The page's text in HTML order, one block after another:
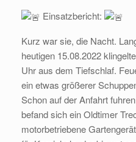
Einsatzbericht:
Kurz war sie, die Nacht.
heutigen 15.08.2022
Uhr aus dem Tiefschlaf.
ein etwas größerer
Schon auf der Anfahrt
befand sich ein Oldtimer
motorbetriebene